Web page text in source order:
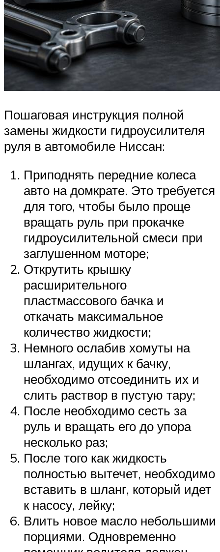
Пошаговая инструкция полной
замены жидкости гидроусилителя
руля в автомобиле Ниссан:
Приподнять передние колеса
авто на домкрате. Это требуется
для того, чтобы было проще
вращать руль при прокачке
гидроусилительной смеси при
заглушенном моторе;
Открутить крышку
расширительного
пластмассового бачка и
откачать максимальное
количество жидкости;
Немного ослабив хомуты на
шлангах, идущих к бачку,
необходимо отсоединить их и
слить раствор в пустую тару;
После необходимо сесть за
руль и вращать его до упора
несколько раз;
После того как жидкость
полностью вытечет, необходимо
вставить в шланг, который идет
к насосу, лейку;
Влить новое масло небольшими
порциями. Одновременно